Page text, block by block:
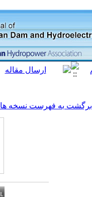
برگشت به فهرست نسخه ها